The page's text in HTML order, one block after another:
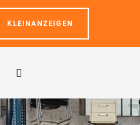
KLEINANZEIGEN